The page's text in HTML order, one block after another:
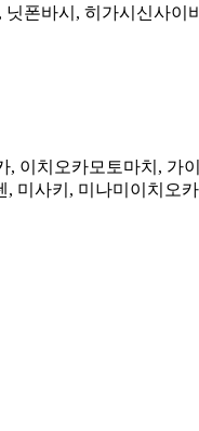
폰바시, 히가시신사이
이치오카모토마치,
미사키, 미나미이치오카